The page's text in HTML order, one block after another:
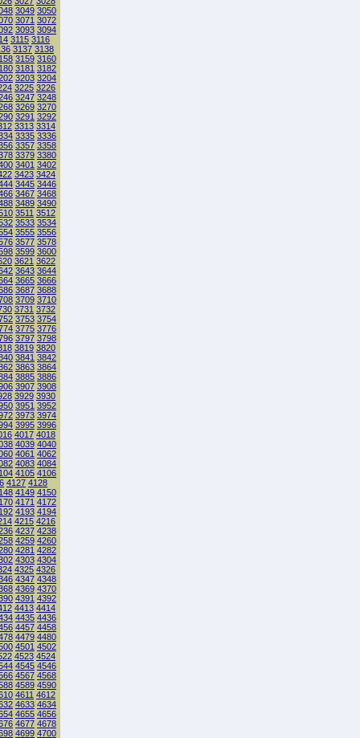
3049 3050
3071 3072
3093 3094
3115 3116
3137 3138
3159 3160
3181 3182
3203 3204
3225 3226
3247 3248
3269 3270
3291 3292
3313 3314
3335 3336
3357 3358
3379 3380
3401 3402
3423 3424
3445 3446
3467 3468
3489 3490
3511 3512
3533 3534
3555 3556
3577 3578
3599 3600
3621 3622
3643 3644
3665 3666
3687 3688
3709 3710
3731 3732
3753 3754
3775 3776
3797 3798
3819 3820
3841 3842
3863 3864
3885 3886
3907 3908
3929 3930
3951 3952
3973 3974
3995 3996
4017 4018
4039 4040
4061 4062
4083 4084
4105 4106
4127 4128
4149 4150
4171 4172
4193 4194
4215 4216
4237 4238
4259 4260
4281 4282
4303 4304
4325 4326
4347 4348
4369 4370
4391 4392
4413 4414
4435 4436
4457 4458
4479 4480
4501 4502
4523 4524
4545 4546
4567 4568
4589 4590
4611 4612
4633 4634
4655 4656
4677 4678
4699 4700